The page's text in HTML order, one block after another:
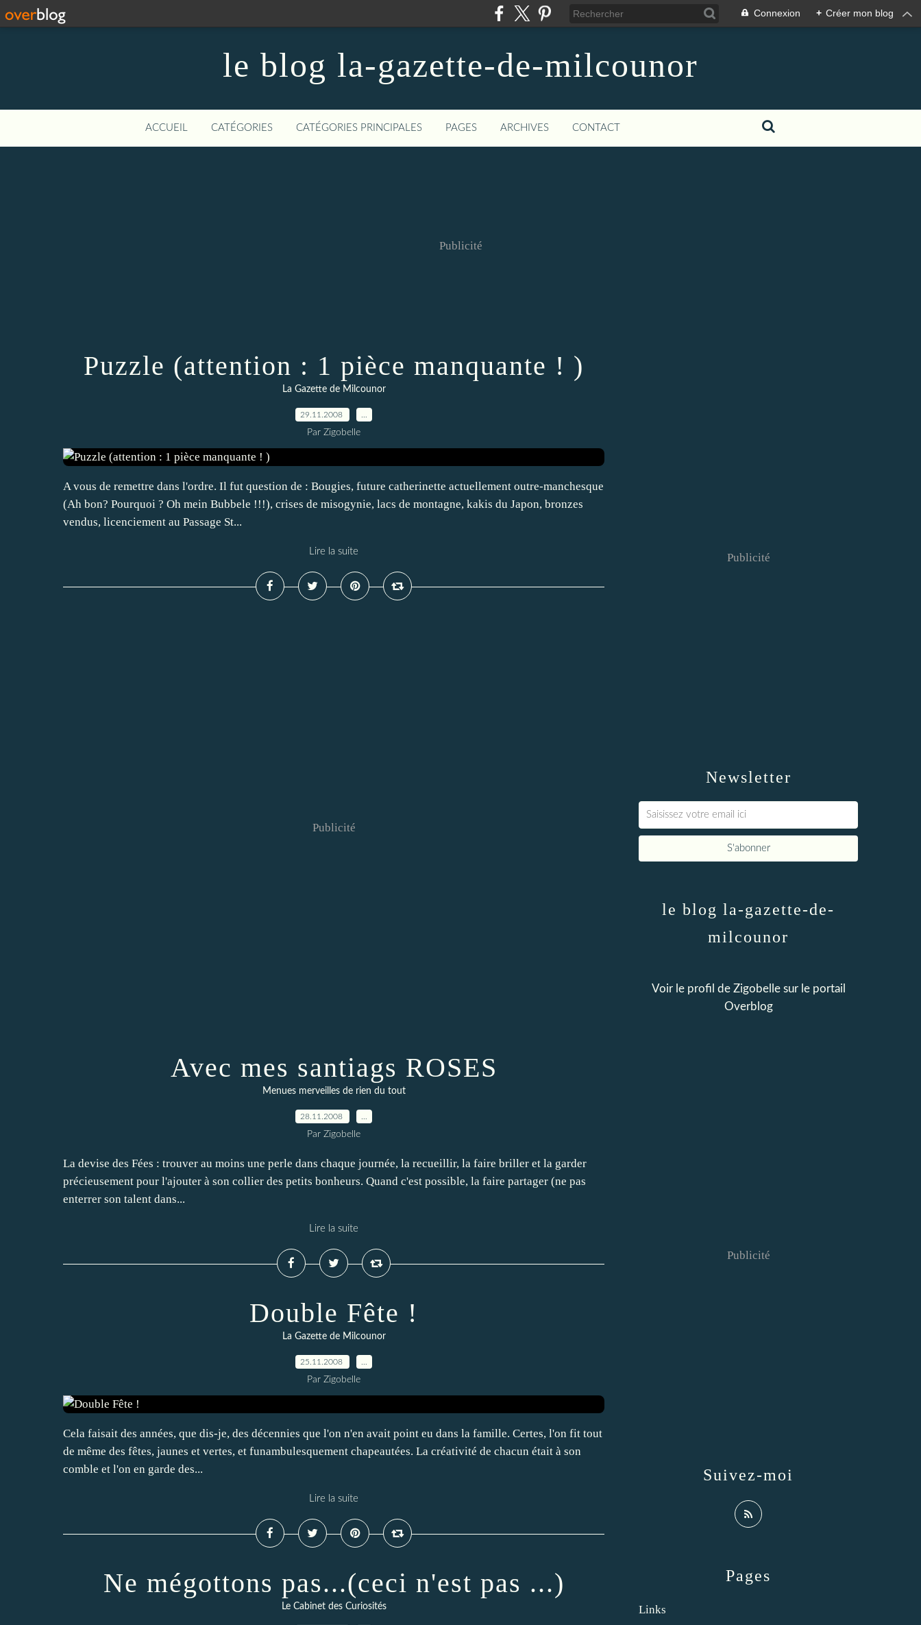
Connexion + Créer mon blog
le blog la-gazette-de-milcounor
ACCUEIL CATÉGORIES CATÉGORIES PRINCIPALES PAGES ARCHIVES CONTACT
Publicité
Puzzle (attention : 1 pièce manquante ! )
La Gazette de Milcounor
29.11.2008
Par Zigobelle
A vous de remettre dans l'ordre. Il fut question de : Bougies, future catherinette actuellement outre-manchesque
(Ah bon? Pourquoi ? Oh mein Bubbele !!!), crises de misogynie, lacs de montagne, kakis du Japon, bronzes
vendus, licenciement au Passage St...
Lire la suite
Publicité
Avec mes santiags ROSES
Menues merveilles de rien du tout
28.11.2008
Par Zigobelle
La devise des Fées : trouver au moins une perle dans chaque journée, la recueillir, la faire briller et la garder
précieusement pour l'ajouter à son collier des petits bonheurs. Quand c'est possible, la faire partager (ne pas
enterrer son talent dans...
Lire la suite
Double Fête !
La Gazette de Milcounor
25.11.2008
Par Zigobelle
Cela faisait des années, que dis-je, des décennies que l'on n'en avait point eu dans la famille. Certes, l'on fit tout
de même des fêtes, jaunes et vertes, et funambulesquement chapeautées. La créativité de chacun était à son
comble et l'on en garde des...
Lire la suite
Ne mégottons pas...(ceci n'est pas ...)
Le Cabinet des Curiosités
Newsletter
Publicité
Pages
Links
le blog la-gazette-de-
milcounor
Voir le profil de Zigobellesur le portail
Overblog
Suivez-moi
Publicité